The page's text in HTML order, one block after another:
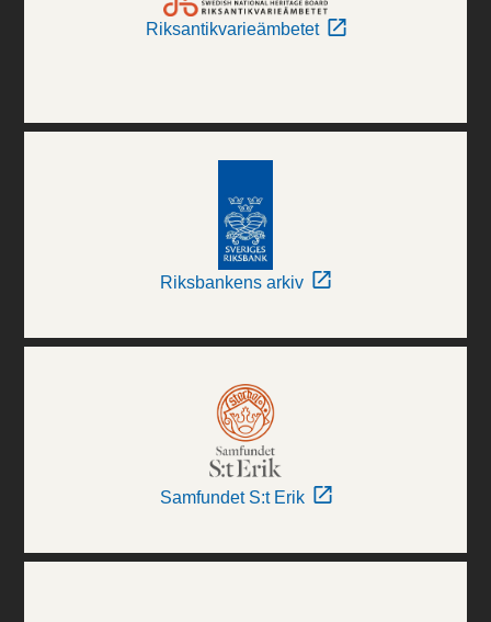
Riksantikvarieämbetet
Riksbankens arkiv
Samfundet S:t Erik